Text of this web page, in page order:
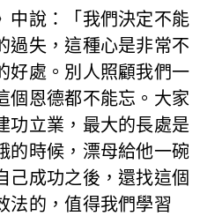
中說：「我們決定不能
過失，這種心是非常不
好處。別人照顧我們一
個恩德都不能忘。大家
功立業，最大的長處是
的時候，漂母給他一碗
己成功之後，還找這個
法的，值得我們學習